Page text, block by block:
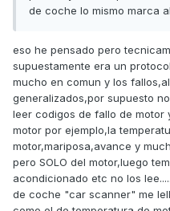
es refrigerada por aire
inyeccion,avance y esas
al ponerle el obdII en el
si,segun el despiece tiene
de coche lo mismo marca
eso he pensado pero
supuestamente era un
mucho en comun y los
generalizados,por supuesto
leer codigos de fallo de motor
motor por ejemplo,la
motor,mariposa,avance y
pero SOLO del motor,luego
acondicionado etc no los
de coche "car scanner" me